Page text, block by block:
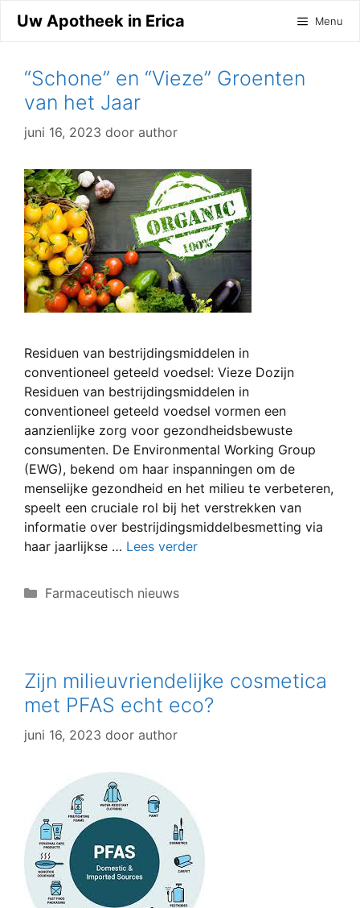
naar
inhoud
Uw Apotheek in Erica Menu
“Schone” en “Vieze” Groenten
van het Jaar
juni 16, 2023 door author
Residuen van bestrijdingsmiddelen in
conventioneel geteeld voedsel: Vieze Dozijn
Residuen van bestrijdingsmiddelen in
conventioneel geteeld voedsel vormen een
aanzienlijke zorg voor gezondheidsbewuste
consumenten. De Environmental Working Group
(EWG), bekend om haar inspanningen om de
menselijke gezondheid en het milieu te verbeteren,
speelt een cruciale rol bij het verstrekken van
informatie over bestrijdingsmiddelbesmetting via
haar jaarlijkse … Lees verder
Categorieën
Farmaceutisch nieuws
Zijn milieuvriendelijke cosmetica
met PFAS echt eco?
juni 16, 2023 door author